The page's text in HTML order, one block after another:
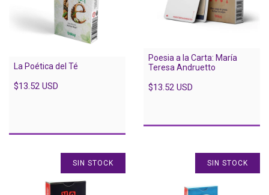
La Poética del Té
$13.52 USD
Poesia a la Carta: María
Teresa Andruetto
$13.52 USD
SIN STOCK SIN STOCK